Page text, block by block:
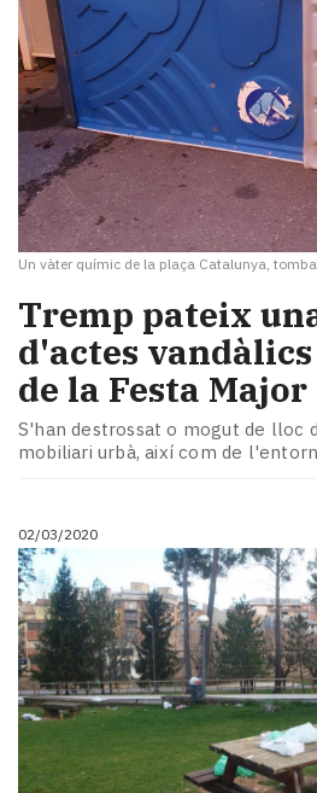
Un vàter químic de la plaça Catalunya,
Tremp pateix
d'actes
de la Festa Major
S'han destrossat o mogut de lloc
mobiliari urbà, així com de
02/03/2020